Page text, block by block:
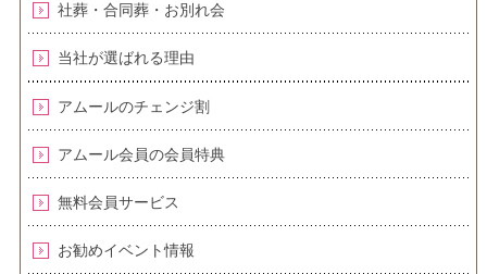
社葬・合同葬・お別れ会
当社が選ばれる理由
アムールのチェンジ割
アムール会員の会員特典
無料会員サービス
お勧めイベント情報